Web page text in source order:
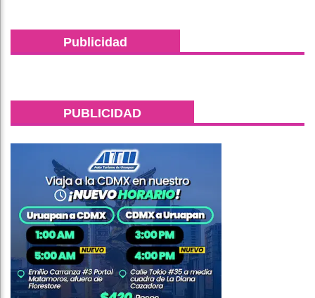
Publicidad
PUBLICIDAD